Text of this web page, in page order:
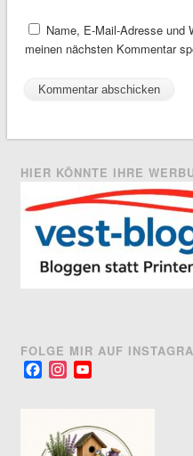
Name, E-Mail-Adresse und
meinen nächsten Kommentar
HIER KÖNNTE IHRE
FOLGE MIR AUF
FacebookInstagram